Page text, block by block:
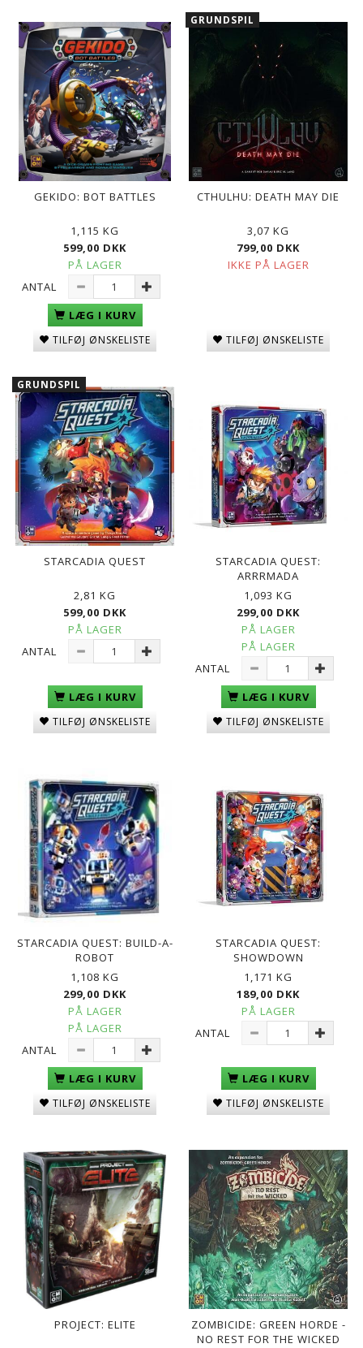
GEKIDO: BOT BATTLES
1,115 KG
599,00 DKK
PÅ LAGER
ANTAL
LÆG I KURV
TILFØJ ØNSKELISTE
GRUNDSPIL
CTHULHU: DEATH MAY DIE
3,07 KG
799,00 DKK
IKKE PÅ LAGER
TILFØJ ØNSKELISTE
GRUNDSPIL
STARCADIA QUEST
2,81 KG
599,00 DKK
PÅ LAGER
ANTAL
LÆG I KURV
TILFØJ ØNSKELISTE
STARCADIA QUEST:
ARRRMADA
1,093 KG
299,00 DKK
PÅ LAGER
PÅ LAGER
ANTAL
LÆG I KURV
TILFØJ ØNSKELISTE
STARCADIA QUEST: BUILD-A-
ROBOT
1,108 KG
299,00 DKK
PÅ LAGER
PÅ LAGER
ANTAL
LÆG I KURV
TILFØJ ØNSKELISTE
STARCADIA QUEST:
SHOWDOWN
1,171 KG
189,00 DKK
PÅ LAGER
ANTAL
LÆG I KURV
TILFØJ ØNSKELISTE
PROJECT: ELITE
ZOMBICIDE: GREEN HORDE -
NO REST FOR THE WICKED